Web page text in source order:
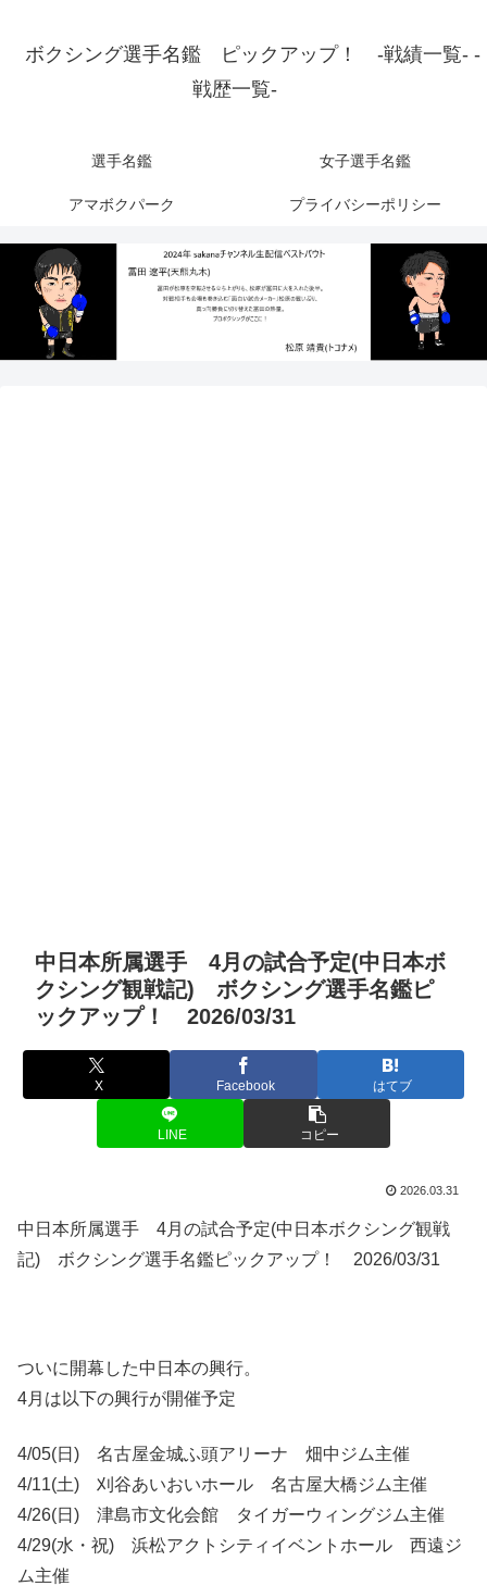
ボクシング選手名鑑 ピックアップ！ -戦績一覧- -
戦歴一覧-
選手名鑑 女子選手名鑑
アマボクパーク プライバシーポリシー
中日本所属選手 4月の試合予定(中日本ボ
クシング観戦記) ボクシング選手名鑑ピ
ックアップ！ 2026/03/31
X Facebook はてブ
LINE コピー
2026.03.31
中日本所属選手 4月の試合予定(中日本ボクシング観戦
記) ボクシング選手名鑑ピックアップ！ 2026/03/31
ついに開幕した中日本の興行。
4月は以下の興行が開催予定
4/05(日) 名古屋金城ふ頭アリーナ 畑中ジム主催
4/11(土) 刈谷あいおいホール 名古屋大橋ジム主催
4/26(日) 津島市文化会館 タイガーウィングジム主催
4/29(水・祝) 浜松アクトシティイベントホール 西遠ジ
ム主催